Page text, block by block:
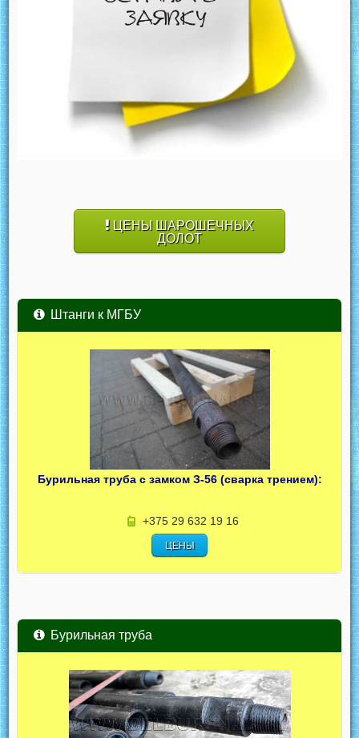
ЦЕНЫ ШАРОШЕЧНЫХ
ДОЛОТ
Штанги к МГБУ
Бурильная труба с замком З-56 (сварка трением):
+375 29 632 19 16
ЦЕНЫ
Бурильная труба